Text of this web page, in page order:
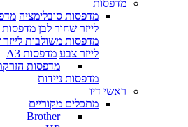
מדפסות
מדפסות סובלימציה
לייזר שחור לבן מדפסות Brother
מדפסות משולבות
לייזר צבע מדפסות A3
מדפסות
מדפסות ניידות
ראשי דיו
מתכלים מקוריים
Brother